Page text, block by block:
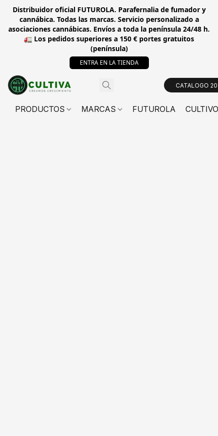
Distribuidor oficial FUTUROLA. Parafernalia de fumador y
cannábica. Todas las marcas. Servicio personalizado a
asociaciones cannábicas. Envíos a toda la península 24/48 h.
🚛 Los pedidos superiores a 150 € portes gratuitos
(península)
ENTRA EN LA TIENDA
CATALOGO
PRODUCTOS MARCAS FUTUROLA